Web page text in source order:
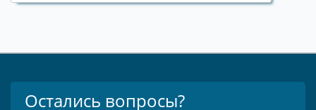
Остались вопросы?